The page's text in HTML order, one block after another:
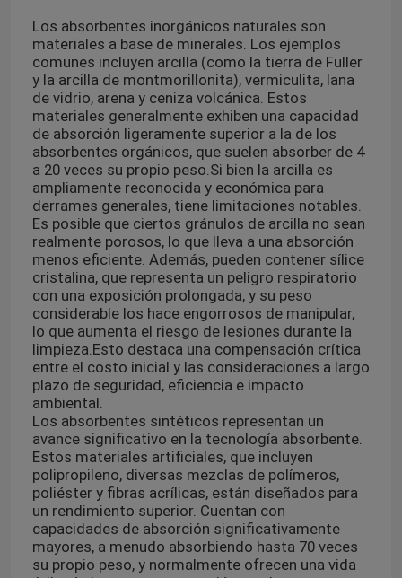
Los absorbentes inorgánicos naturales son
materiales a base de minerales. Los ejemplos
comunes incluyen arcilla (como la tierra de Fuller
y la arcilla de montmorillonita), vermiculita, lana
de vidrio, arena y ceniza volcánica. Estos
materiales generalmente exhiben una capacidad
de absorción ligeramente superior a la de los
absorbentes orgánicos, que suelen absorber de 4
a 20 veces su propio peso. Si bien la arcilla es
ampliamente reconocida y económica para
derrames generales, tiene limitaciones notables.
Es posible que ciertos gránulos de arcilla no sean
realmente porosos, lo que lleva a una absorción
menos eficiente. Además, pueden contener sílice
cristalina, que representa un peligro respiratorio
con una exposición prolongada, y su peso
considerable los hace engorrosos de manipular,
lo que aumenta el riesgo de lesiones durante la
limpieza. Esto destaca una compensación crítica
entre el costo inicial y las consideraciones a largo
plazo de seguridad, eficiencia e impacto
ambiental.
Los absorbentes sintéticos representan un
avance significativo en la tecnología absorbente.
Estos materiales artificiales, que incluyen
polipropileno, diversas mezclas de polímeros,
poliéster y fibras acrílicas, están diseñados para
un rendimiento superior. Cuentan con
capacidades de absorción significativamente
mayores, a menudo absorbiendo hasta 70 veces
su propio peso, y normalmente ofrecen una vida